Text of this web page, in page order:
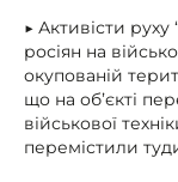
▶ Активісти
росіян на
окупованій
що на обʼєкті
військової
перемістили